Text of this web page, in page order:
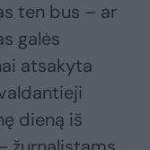
ten bus – ar
galės
atsakyta
dieną iš